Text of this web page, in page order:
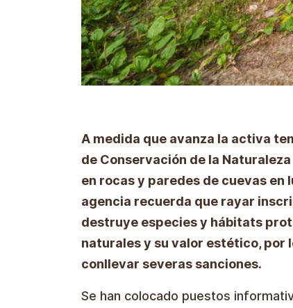
A medida que avanza la activa
de Conservación de la
en rocas y paredes de cuevas
agencia recuerda que rayar
destruye especies y hábitats
naturales y su valor estético, por
conllevar severas sanciones.
Se han colocado puestos